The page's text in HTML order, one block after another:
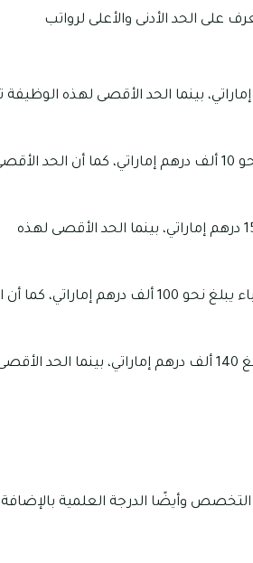
الحد الأدنى والأعلى لرواتب
من الراتب الذي يأخذه المهندس المدني يبلغ 8,000 درهم إماراتي، بينما الحد الأقصى لهذه
بينما الحد الأدنى من الرواتب الذي يتحصل عليه مهندس الديكور يبلغ نحو 10 ألف درهم إماراتي، كما أن الحد
كما أن الحد الأدنى من الراتب الذي يأخذه مهندس البرمجيات يبلغ 15,000 درهم إماراتي، بينما الحد الأقصى لهذه
بالإضافة إلى الحد الأدنى من الرواتب الذي يتحصل عليه مهندس الكهرباء يبلغ نحو 100 ألف درهم
أما بالنسبة إلى الحد الأدنى من الراتب الذي يأخذه مهندس المشروع يبلغ 140 ألف درهم إماراتي، بينما الحد
وأيضًا الدرجة العلمية بالإضافة